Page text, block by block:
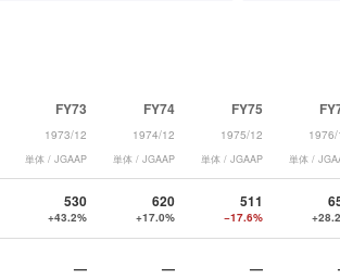
FY73
1973/12
単体 / JGAAP
FY74
1974/12
単体 / JGAAP
FY75
1975/12
単体 / JGAAP
1976/
単体 /
530
+43.2%
620
+17.0%
511
−17.6%
— — —